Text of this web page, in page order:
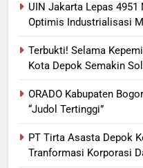
UIN Jakarta Lepas 4951
Optimis Industrialisasi
Terbukti! Selama
Kota Depok Semakin
ORADO Kabupaten
“Judol Tertinggi”
PT Tirta Asasta Depok
Tranformasi Korporasi